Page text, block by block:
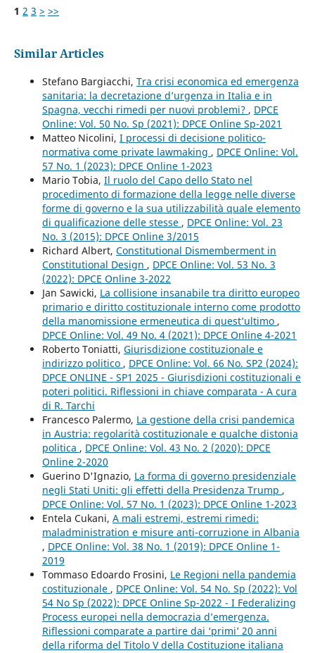
1 2 3 > >>
Similar Articles
Stefano Bargiacchi, Tra crisi economica ed emergenza
sanitaria: la decretazione d’urgenza in Italia e in
Spagna, vecchi rimedi per nuovi problemi? , DPCE
Online: Vol. 50 No. Sp (2021): DPCE Online Sp-2021
Matteo Nicolini, I processi di decisione politico-
normativa come private lawmaking , DPCE Online: Vol.
57 No. 1 (2023): DPCE Online 1-2023
Mario Tobia, Il ruolo del Capo dello Stato nel
procedimento di formazione della legge nelle diverse
forme di governo e la sua utilizzabilità quale elemento
di qualificazione delle stesse , DPCE Online: Vol. 23
No. 3 (2015): DPCE Online 3/2015
Richard Albert, Constitutional Dismemberment in
Constitutional Design , DPCE Online: Vol. 53 No. 3
(2022): DPCE Online 3-2022
Jan Sawicki, La collisione insanabile tra diritto europeo
primario e diritto costituzionale interno come prodotto
della manomissione ermeneutica di quest’ultimo ,
DPCE Online: Vol. 49 No. 4 (2021): DPCE Online 4-2021
Roberto Toniatti, Giurisdizione costituzionale e
indirizzo politico , DPCE Online: Vol. 66 No. SP2 (2024):
DPCE ONLINE - SP1 2025 - Giurisdizioni costituzionali e
poteri politici. Riflessioni in chiave comparata - A cura
di R. Tarchi
Francesco Palermo, La gestione della crisi pandemica
in Austria: regolarità costituzionale e qualche distonia
politica , DPCE Online: Vol. 43 No. 2 (2020): DPCE
Online 2-2020
Guerino D'Ignazio, La forma di governo presidenziale
negli Stati Uniti: gli effetti della Presidenza Trump ,
DPCE Online: Vol. 57 No. 1 (2023): DPCE Online 1-2023
Entela Cukani, A mali estremi, estremi rimedi:
maladministration e misure anti-corruzione in Albania
, DPCE Online: Vol. 38 No. 1 (2019): DPCE Online 1-
2019
Tommaso Edoardo Frosini, Le Regioni nella pandemia
costituzionale , DPCE Online: Vol. 54 No. Sp (2022): Vol
54 No Sp (2022): DPCE Online Sp-2022 - I Federalizing
Process europei nella democrazia d’emergenza.
Riflessioni comparate a partire dai ‘primi’ 20 anni
della riforma del Titolo V della Costituzione italiana